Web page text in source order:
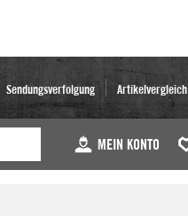
Sendungsverfolgung Artikelvergleich
MEIN KONTO